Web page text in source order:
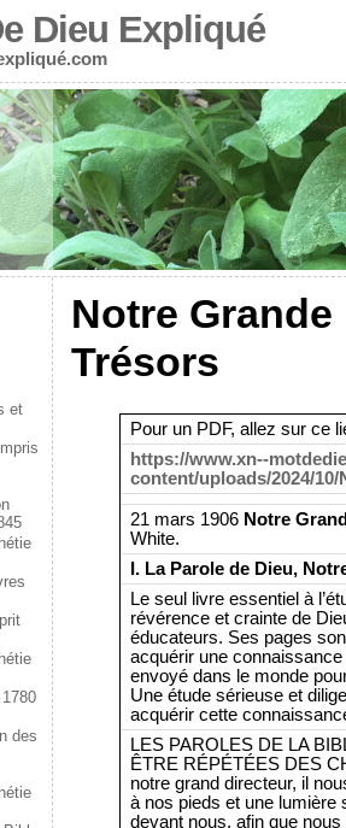
Dieu Expliqué
et
des
Notre
Trésors
Pour un PDF, allez sur ce
https://www.xn--
content/uploads/2024/
21 mars 1906 Notre
White.
I. La Parole de Dieu,
Le seul livre essentiel à
révérence et crainte de
éducateurs. Ses pages
acquérir une
envoyé dans le monde
Une étude sérieuse et
acquérir cette
LES PAROLES DE LA
ÊTRE RÉPÉTÉES DES
notre grand directeur, il
à nos pieds et une lumière
devant nous, afin que